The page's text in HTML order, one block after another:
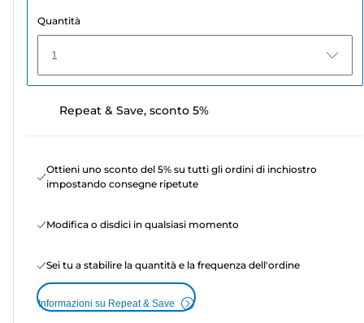
Quantità
1
Repeat & Save, sconto 5%
Ottieni uno sconto del 5% su tutti gli ordini di inchiostro
impostando consegne ripetute
Modifica o disdici in qualsiasi momento
Sei tu a stabilire la quantità e la frequenza dell'ordine
Informazioni su Repeat & Save